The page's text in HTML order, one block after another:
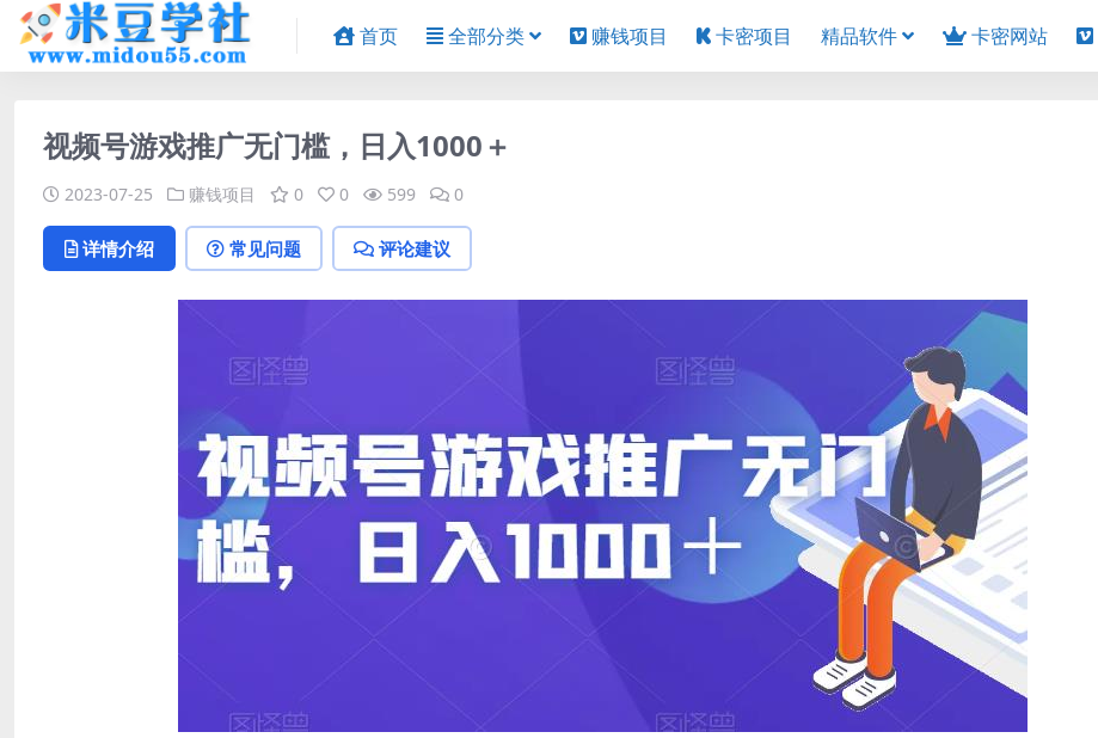
首页 全部分类 赚钱项目 卡密项目 精品软件 卡密网站
视频号游戏推广无门槛，日入1000＋
2023-07-25 赚钱项目 0 0 599 0
详情介绍 常见问题 评论建议